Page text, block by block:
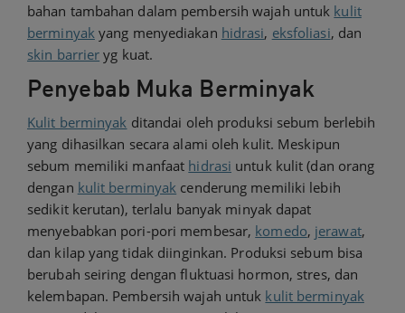
bahan tambahan dalam pembersih wajah untuk kulit
berminyakyang menyediakan hidrasi, eksfoliasi, dan
skin barrier yg kuat.
Penyebab Muka Berminyak
Kulit berminyak ditandai oleh produksi sebum berlebih
yang dihasilkan secara alami oleh kulit. Meskipun
sebum memiliki manfaat hidrasi untuk kulit (dan orang
dengan kulit berminyak cenderung memiliki lebih
sedikit kerutan), terlalu banyak minyak dapat
menyebabkan pori-pori membesar, komedo, jerawat,
dan kilap yang tidak diinginkan. Produksi sebum bisa
berubah seiring dengan fluktuasi hormon, stres, dan
kelembapan. Pembersih wajah untuk kulit berminyak